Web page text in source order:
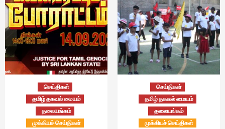
செய்திகள்
தமிழ் தகவல் மையம்
தலையங்கம்
முக்கியச் செய்திகள்
செய்திகள்
தமிழ் தகவல் மையம்
தலையங்கம்
முக்கியச் செய்திகள்